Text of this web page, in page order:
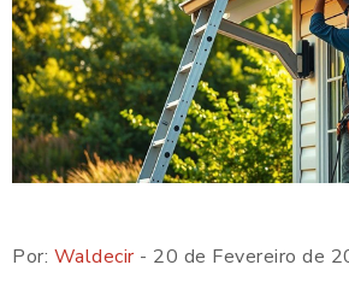
Por: Waldecir- 20 de Fevereiro de